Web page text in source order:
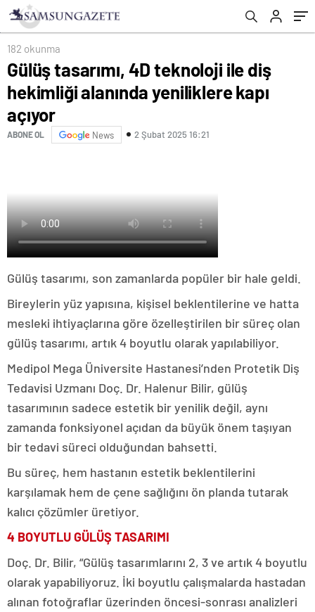
182 okunma
Gülüş tasarımı, 4D teknoloji ile diş
hekimliği alanında yeniliklere kapı
açıyor
ABONE OL News 2 Şubat 2025 16:21
Gülüş tasarımı, son zamanlarda popüler bir hale geldi.
Bireylerin yüz yapısına, kişisel beklentilerine ve hatta
mesleki ihtiyaçlarına göre özelleştirilen bir süreç olan
gülüş tasarımı, artık 4 boyutlu olarak yapılabiliyor.
Medipol Mega Üniversite Hastanesi’nden Protetik Diş
Tedavisi Uzmanı Doç. Dr. Halenur Bilir, gülüş
tasarımının sadece estetik bir yenilik değil, aynı
zamanda fonksiyonel açıdan da büyük önem taşıyan
bir tedavi süreci olduğundan bahsetti.
Bu süreç, hem hastanın estetik beklentilerini
karşılamak hem de çene sağlığını ön planda tutarak
kalıcı çözümler üretiyor.
4 BOYUTLU GÜLÜŞ TASARIMI
Doç. Dr. Bilir, “Gülüş tasarımlarını 2, 3 ve artık 4 boyutlu
olarak yapabiliyoruz. İki boyutlu çalışmalarda hastadan
alınan fotoğraflar üzerinden öncesi-sonrası analizleri